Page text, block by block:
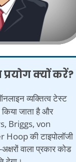
क्यों करें?
व्यक्तित्व टेस्ट
जाता है और
Briggs, von
की टाइपोलॉजी
वाला प्रकार कोड